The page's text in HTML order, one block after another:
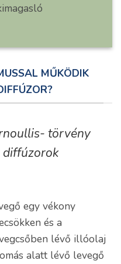
MŰKÖDIK
törvény
diffúzorok
egy vékony
és a
lévő illóolaj
alatt lévő levegő